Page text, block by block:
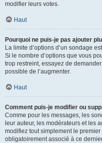
modifier leurs votes.
Haut
Pourquoi ne puis-je pas ajouter
La limite d’options d’un sondage
Si le nombre d’options que vous
trop restreint, essayez de
possible de l’augmenter.
Haut
Comment puis-je modifier ou
Comme pour les messages, les
leur auteur, les modérateurs et les
modifiez tout simplement le
obligatoirement associé à ce